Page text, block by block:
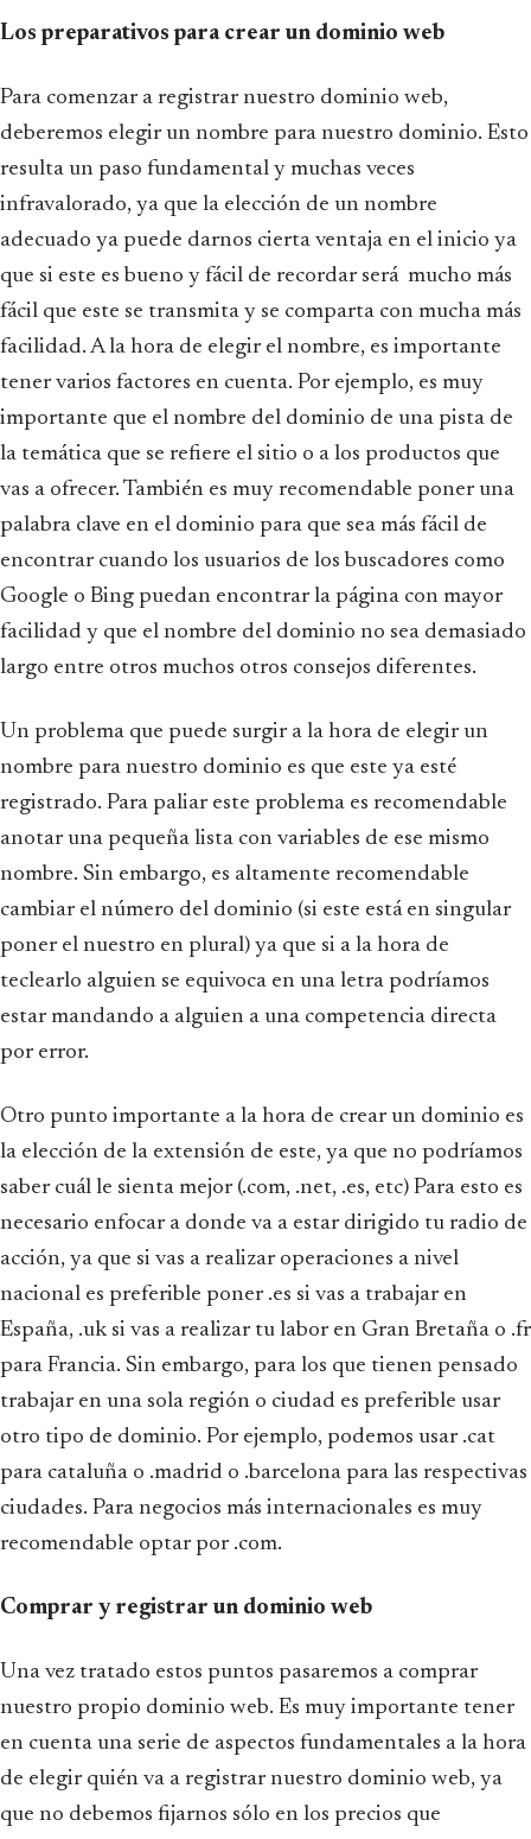
Los preparativos para crear un dominio web
Para comenzar a registrar nuestro dominio web,
deberemos elegir un nombre para nuestro dominio. Esto
resulta un paso fundamental y muchas veces
infravalorado, ya que la elección de un nombre
adecuado ya puede darnos cierta ventaja en el inicio ya
que si este es bueno y fácil de recordar será mucho más
fácil que este se transmita y se comparta con mucha más
facilidad. A la hora de elegir el nombre, es importante
tener varios factores en cuenta. Por ejemplo, es muy
importante que el nombre del dominio de una pista de
la temática que se refiere el sitio o a los productos que
vas a ofrecer. También es muy recomendable poner una
palabra clave en el dominio para que sea más fácil de
encontrar cuando los usuarios de los buscadores como
Google o Bing puedan encontrar la página con mayor
facilidad y que el nombre del dominio no sea demasiado
largo entre otros muchos otros consejos diferentes.
Un problema que puede surgir a la hora de elegir un
nombre para nuestro dominio es que este ya esté
registrado. Para paliar este problema es recomendable
anotar una pequeña lista con variables de ese mismo
nombre. Sin embargo, es altamente recomendable
cambiar el número del dominio (si este está en singular
poner el nuestro en plural) ya que si a la hora de
teclearlo alguien se equivoca en una letra podríamos
estar mandando a alguien a una competencia directa
por error.
Otro punto importante a la hora de crear un dominio es
la elección de la extensión de este, ya que no podríamos
saber cuál le sienta mejor (.com, .net, .es, etc) Para esto es
necesario enfocar a donde va a estar dirigido tu radio de
acción, ya que si vas a realizar operaciones a nivel
nacional es preferible poner .es si vas a trabajar en
España, .uk si vas a realizar tu labor en Gran Bretaña o .fr
para Francia. Sin embargo, para los que tienen pensado
trabajar en una sola región o ciudad es preferible usar
otro tipo de dominio. Por ejemplo, podemos usar .cat
para cataluña o .madrid o .barcelona para las respectivas
ciudades. Para negocios más internacionales es muy
recomendable optar por .com.
Comprar y registrar un dominio web
Una vez tratado estos puntos pasaremos a comprar
nuestro propio dominio web. Es muy importante tener
en cuenta una serie de aspectos fundamentales a la hora
de elegir quién va a registrar nuestro dominio web, ya
que no debemos fijarnos sólo en los precios que